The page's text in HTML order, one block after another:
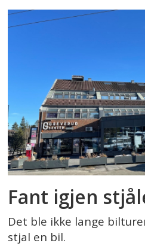
Fant igjen
Det ble ikke lange
stjal en bil.